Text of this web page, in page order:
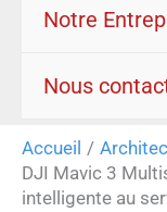
Notre
Nous
Accueil
DJI Mavic 3
intelligente au